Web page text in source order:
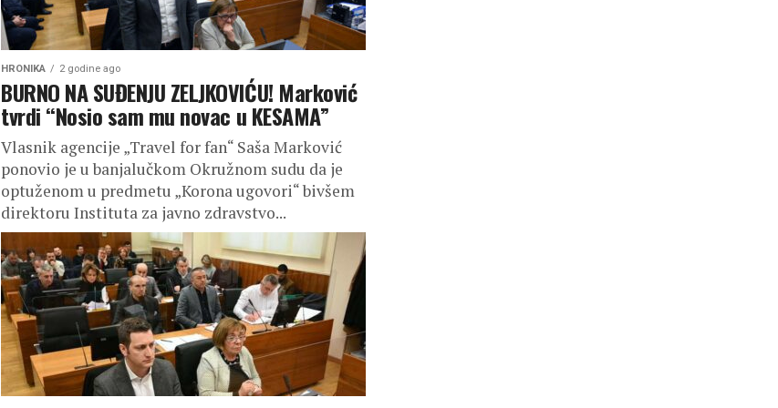
HRONIKA 2 godine ago
BURNO NA SUĐENJU ZELJKOVIĆU! Marković
tvrdi “Nosio sam mu novac u KESAMA”
Vlasnik agencije „Travel for fan“ Saša Marković
ponovio je u banjalučkom Okružnom sudu da je
optuženom u predmetu „Korona ugovori“ bivšem
direktoru Instituta za javno zdravstvo...